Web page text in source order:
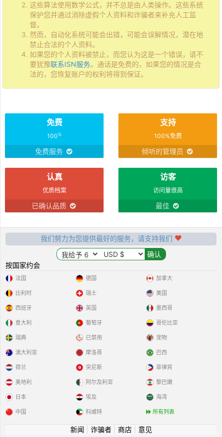
这些算法使用数学公式，并不总是由人类操作。这些系统
保护您并通过消除虚假个人资料和诈骗者来补充人工监
督。
然而，自动化系统可能会出错，可能会误解情况，潜在地
禁止合法的个人资料。
如果您的个人资料被禁止，而您认为这是一个错误，请不
要犹豫联系ISN服务。通话是免费的，如果您的情况是合
法的，您恢复账户的权利将得到保证。
免费
100%
免费服务
支持
100%免费
倾听的管理员
认真
优质档案
已确认品质
访客
访问量很高
最佳
我们努力为您提供最好的服务，请支持我们
按国家约会
法国
比利时
西班牙
意大利
瑞典
德国
瑞士
英国
葡萄牙
已禁用
加拿大
美国
墨西哥
哥伦比亚
宠物
澳大利亚
荷兰
奥地利
日本
中国
摩洛哥
突尼斯
阿尔及利亚
埃及
科威特
巴西
菲律宾
黎巴嫩
海湾
所有列表
新闻 诈骗者| 商店| 意见